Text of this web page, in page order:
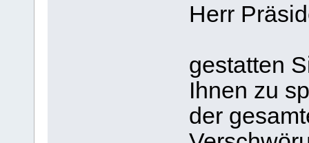
Herr
gestatten
Ihnen zu
der